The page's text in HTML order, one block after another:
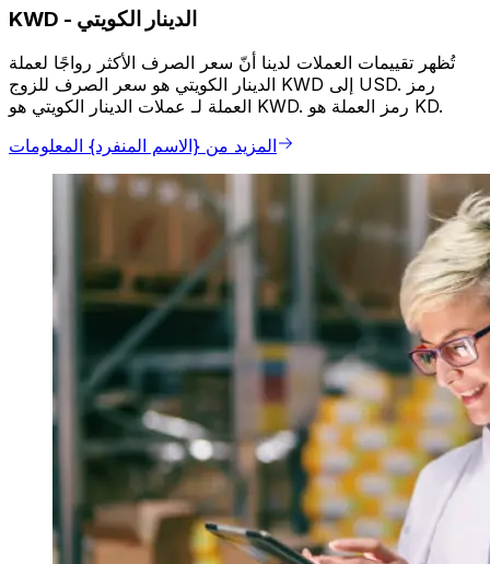
KWD - الدينار الكويتي
تُظهر تقييمات العملات لدينا أنّ سعر الصرف الأكثر رواجًا لعملة
الدينار الكويتي هو سعر الصرف للزوج KWD إلى USD. رمز
العملة لـ عملات الدينار الكويتي هو KWD. رمز العملة هو KD.
المزيد من {الاسم المنفرد} المعلومات